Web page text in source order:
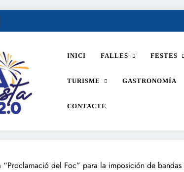
festa 2.0
INICI FALLES FESTES
TURISME GASTRONOMÍA
CONTACTE
“Proclamació del Foc” para la imposición de